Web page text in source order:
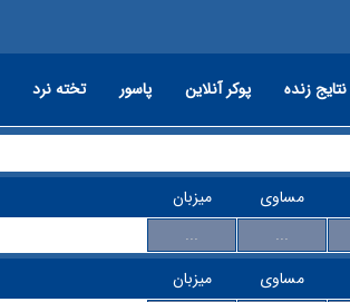
نتایج زنده پوکر آنلاین پاسور تخته نرد
میزبان مساوی
... ...
میزبان مساوی